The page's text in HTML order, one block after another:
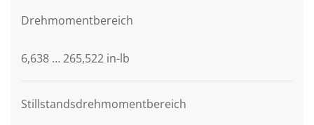
Drehmomentbereich
6,638 … 265,522 in-lb
Stillstandsdrehmomentbereich